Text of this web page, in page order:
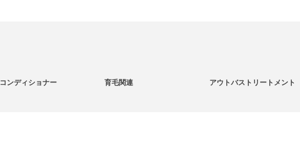
コンディショナー 育毛関連 アウトバストリートメント